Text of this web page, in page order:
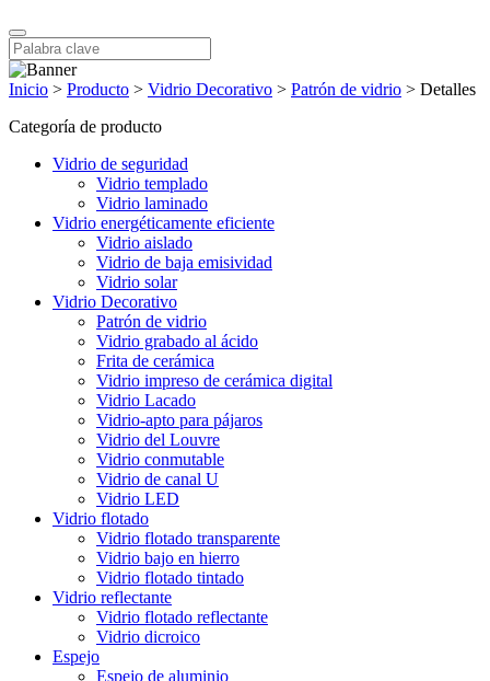
Inicio > Producto > Vidrio Decorativo > Patrón de vidrio > Detalles
Categoría de producto
Vidrio de seguridad
Vidrio templado
Vidrio laminado
Vidrio energéticamente eficiente
Vidrio aislado
Vidrio de baja emisividad
Vidrio solar
Vidrio Decorativo
Patrón de vidrio
Vidrio grabado al ácido
Frita de cerámica
Vidrio impreso de cerámica digital
Vidrio Lacado
Vidrio-apto para pájaros
Vidrio del Louvre
Vidrio conmutable
Vidrio de canal U
Vidrio LED
Vidrio flotado
Vidrio flotado transparente
Vidrio bajo en hierro
Vidrio flotado tintado
Vidrio reflectante
Vidrio flotado reflectante
Vidrio dicroico
Espejo
Espejo de aluminio